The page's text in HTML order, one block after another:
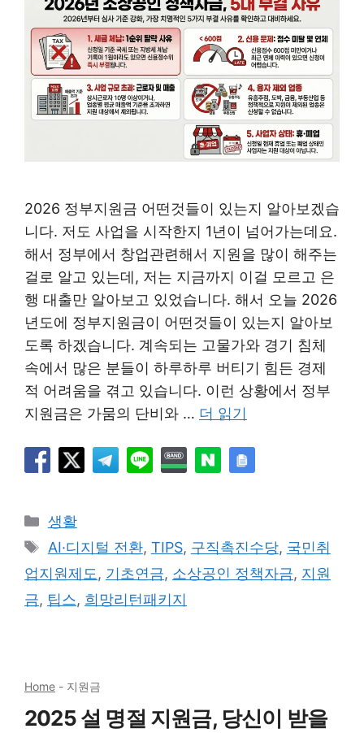
2026 정부지원금 어떤것들이 있는지 알아보겠습
니다. 저도 사업을 시작한지 1년이 넘어가는데요.
해서 정부에서 창업관련해서 지원을 많이 해주는
걸로 알고 있는데, 저는 지금까지 이걸 모르고 은
행 대출만 알아보고 있었습니다. 해서 오늘 2026
년도에 정부지원금이 어떤것들이 있는지 알아보
도록 하겠습니다. 계속되는 고물가와 경기 침체
속에서 많은 분들이 하루하루 버티기 힘든 경제
적 어려움을 겪고 있습니다. 이런 상황에서 정부
지원금은 가뭄의 단비와 … 더 읽기
카
테
리
생활
태
그
AI·디지털 전환, TIPS, 구직촉진수당, 국민취
업지원제도 , 기초연금, 소상공인 정책자금, 지원
금, 팁스, 희망리턴패키지
Home - 지원금
2025 설 명절 지원금, 당신이 받을